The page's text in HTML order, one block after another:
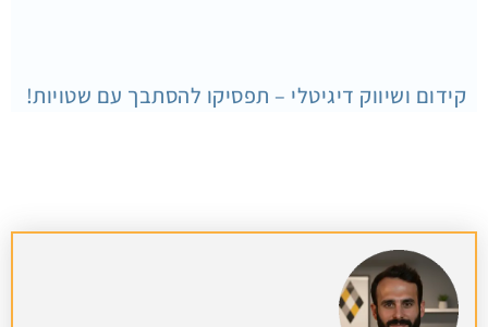
קידום ושיווק דיגיטלי – תפסיקו להסתבך עם שטויות!